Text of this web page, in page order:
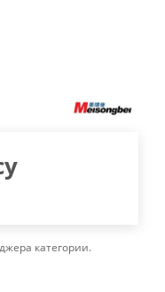
категории.